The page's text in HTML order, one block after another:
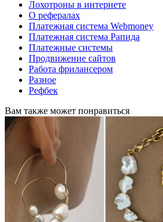
Лохотроны в интернете
О рефералах
Платежная система Webmoney
Платежная система Рапида
Платежные системы
Продвижение сайтов
Работа фрилансером
Разное
Рефбек
Вам также может понравиться